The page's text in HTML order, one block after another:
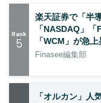
Rank
5
楽天証券で「半
「NASDAQ」
「WCM」が急
Finasee編集部
「オルカン」人